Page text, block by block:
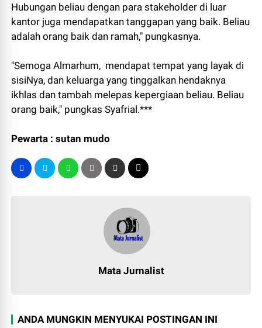
Hubungan beliau dengan para stakeholder di luar
kantor juga mendapatkan tanggapan yang baik. Beliau
adalah orang baik dan ramah," pungkasnya.
"Semoga Almarhum, mendapat tempat yang layak di
sisiNya, dan keluarga yang tinggalkan hendaknya
ikhlas dan tambah melepas kepergiaan beliau. Beliau
orang baik," pungkas Syafrial.***
Pewarta : sutan mudo
Mata Jurnalist
ANDA MUNGKIN MENYUKAI POSTINGAN INI